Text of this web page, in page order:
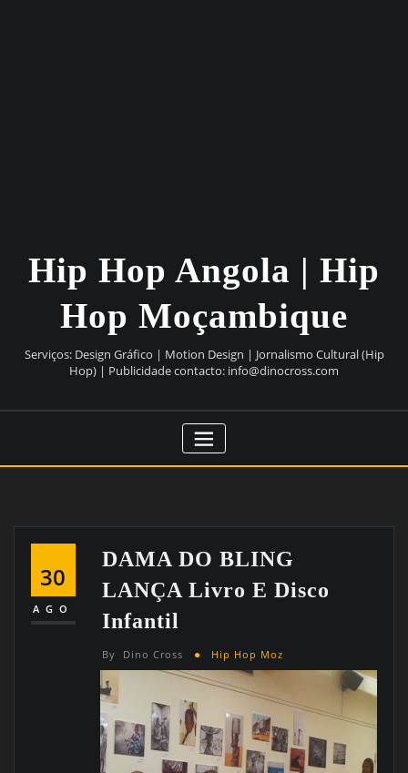
Hip Hop Angola | Hip
Hop Moçambique
Serviços: Design Gráfico | Motion Design | Jornalismo Cultural (Hip
Hop) | Publicidade contacto: info@dinocross.com
30
AGO
DAMA DO BLING
LANÇA Livro E Disco
Infantil
By Dino Cross Hip Hop Moz